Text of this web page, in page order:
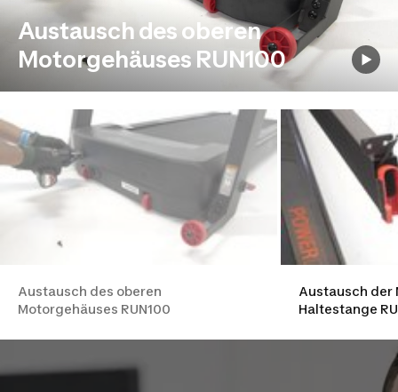
Austausch des oberen
Motorgehäuses RUN100
Austausch des oberen
Motorgehäuses RUN100
Austausch der
Haltestange